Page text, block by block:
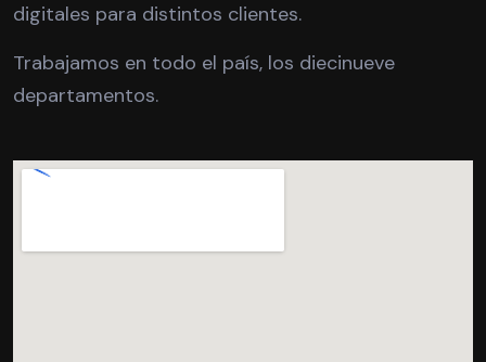
digitales para distintos clientes.
Trabajamos en todo el país, los diecinueve
departamentos.